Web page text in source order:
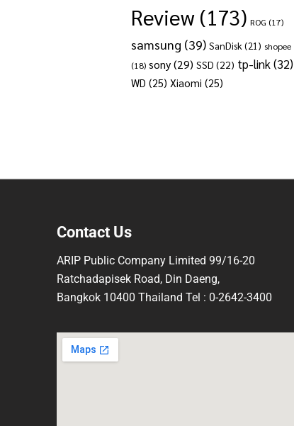
Review (173) ROG (17)
samsung (39) SanDisk(21) shopee
(18) sony(29) SSD (22) tp-link(32)
WD (25) Xiaomi (25)
Contact Us
ARIP Public Company Limited 99/16-20
Ratchadapisek Road, Din Daeng,
Bangkok 10400 Thailand Tel : 0-2642-3400